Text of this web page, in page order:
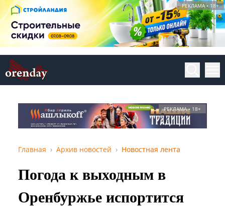
РЕКЛАМА • 18+
РЕКЛАМА • 18+
Главная Архив новостей Новостная лента
Погода к выходным в
Оренбуржье испортится